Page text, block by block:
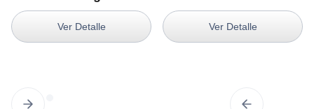
Ver Detalle Ver Detalle